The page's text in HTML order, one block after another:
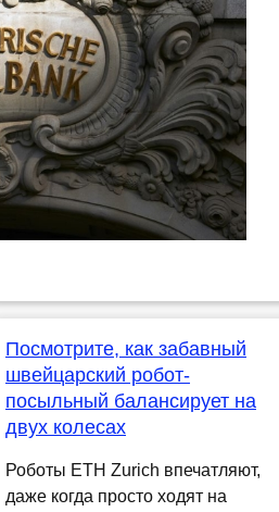
Посмотрите, как забавный
швейцарский робот-
посыльный балансирует на
двух колесах
Роботы ETH Zurich впечатляют,
даже когда просто ходят на